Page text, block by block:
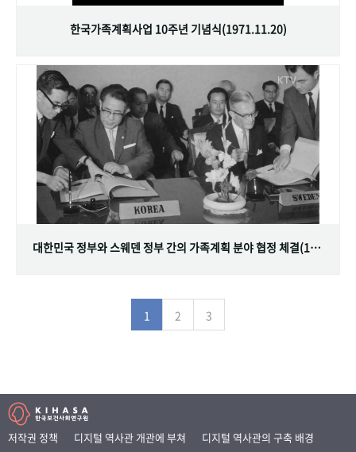
한국가족계획사업 10주년 기념식(1971.11.20)
대한민국 정부와 스웨덴 정부 간의 가족계획 분야 협정 체결(1968.07.12)
1 2 3
저작권 정책 디지털 역사관 개관에 부쳐
디지털 역사관의 구축 배경